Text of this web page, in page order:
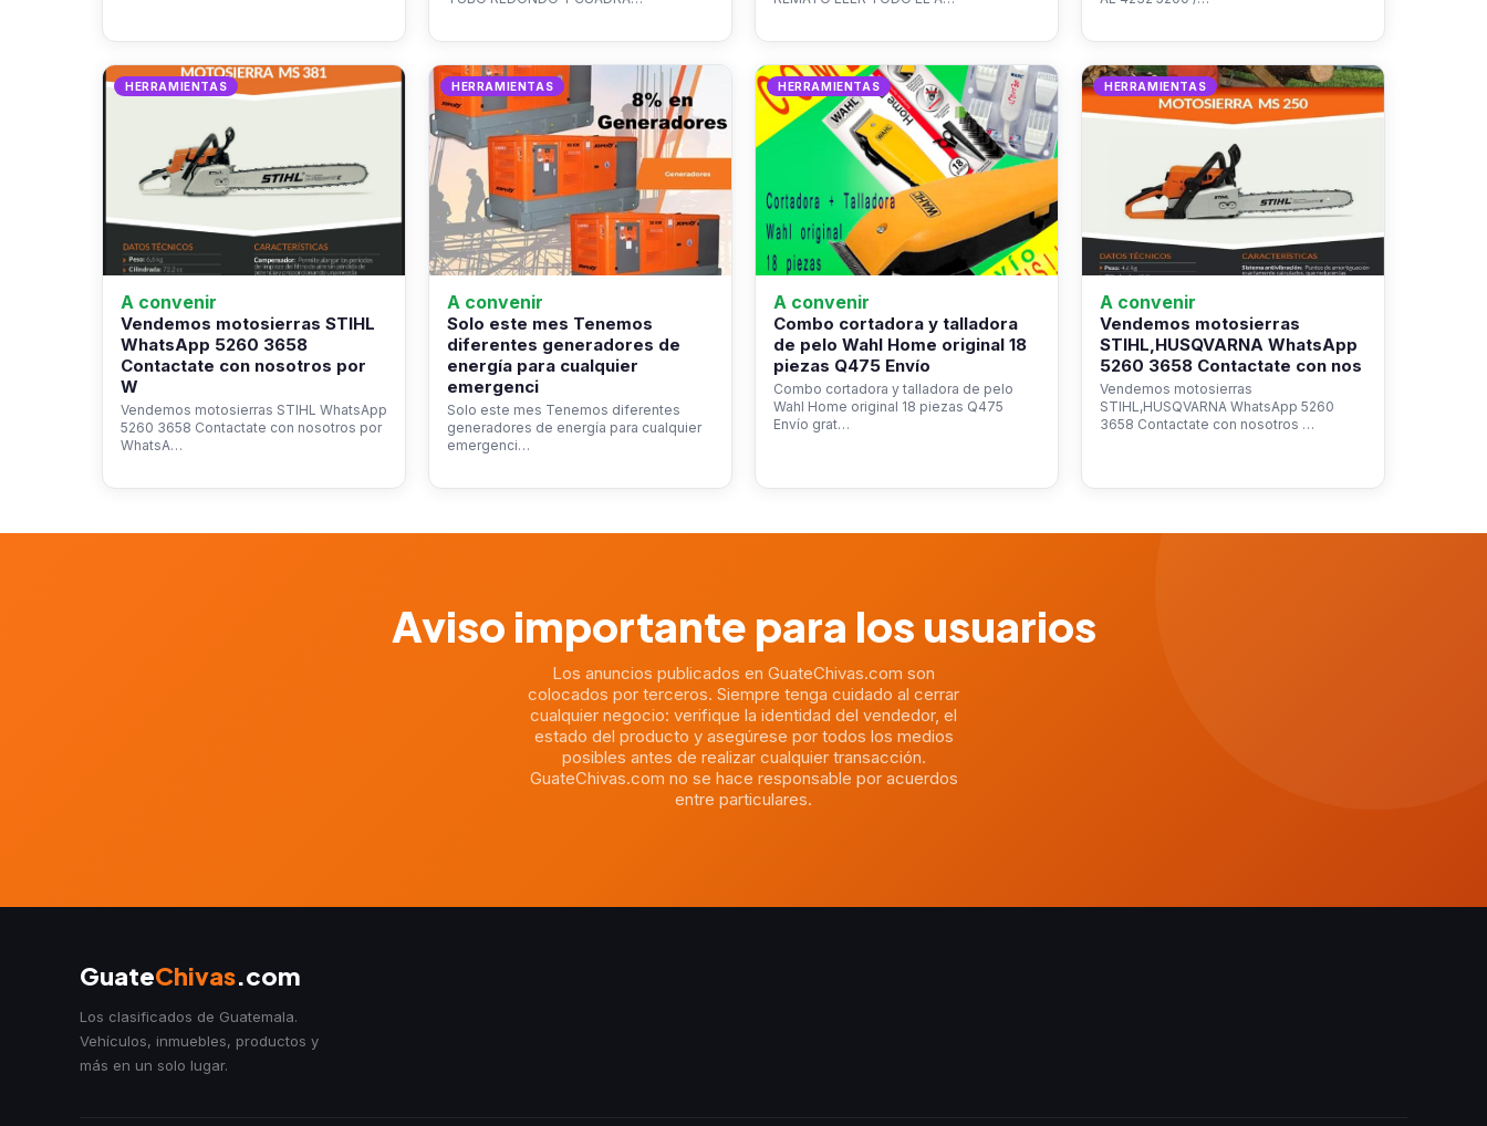
HERRAMIENTAS
A convenir
Vendemos motosierras STIHL
WhatsApp 5260 3658
Contactate con nosotros por
W
Vendemos motosierras STIHL WhatsApp
5260 3658 Contactate con nosotros por
WhatsA…
HERRAMIENTAS
A convenir
Solo este mes Tenemos
diferentes generadores de
energía para cualquier
emergenci
Solo este mes Tenemos diferentes
generadores de energía para cualquier
emergenci…
HERRAMIENTAS
A convenir
Combo cortadora y talladora
de pelo Wahl Home original 18
piezas Q475 Envío
Combo cortadora y talladora de pelo
Wahl Home original 18 piezas Q475
Envío grat…
HERRAMIENTAS
A convenir
Vendemos motosierras
STIHL,HUSQVARNA WhatsApp
5260 3658 Contactate con nos
Vendemos motosierras
STIHL,HUSQVARNA WhatsApp 5260
3658 Contactate con nosotros …
Aviso importante para los usuarios
Los anuncios publicados en GuateChivas.com son
colocados por terceros. Siempre tenga cuidado al cerrar
cualquier negocio: verifique la identidad del vendedor, el
estado del producto y asegúrese por todos los medios
posibles antes de realizar cualquier transacción.
GuateChivas.com no se hace responsable por acuerdos
entre particulares.
GuateChivas.com
Los clasificados de Guatemala.
Vehículos, inmuebles, productos y
más en un solo lugar.